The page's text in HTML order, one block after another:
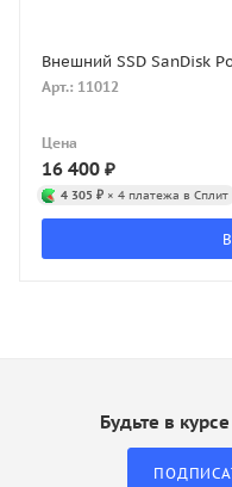
Внешний SSD SanDisk
Арт.: 11012
Цена
16 400 ₽
4 305 ₽ × 4 платежа в Сплит
Будьте в